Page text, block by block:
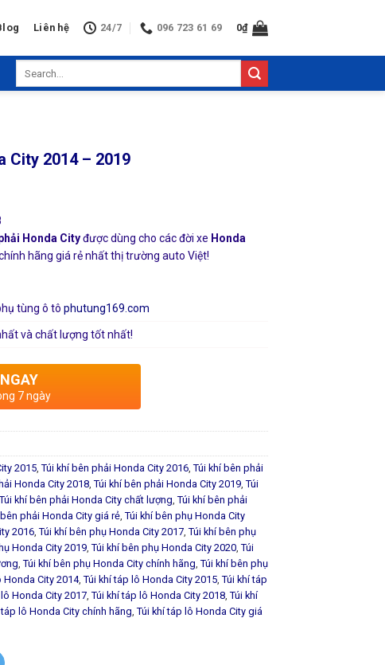
Liên hệ 24/7 096 723 61 69 0₫
City 2014 – 2019
Honda Cityđược dùng cho các đời xe Honda
hãng giá rẻ nhất thị trường auto Việt!
tùng ô tô phutung169.com
và chất lượng tốt nhất!
7 ngày
2015 Túi khí bên phải Honda City 2016 Túi khí bên phải
Honda City 2018 Túi khí bên phải Honda City 2019 Túi
Túi khí bên phải Honda City chất lượng Túi khí bên phải
phải Honda City giá rẻ Túi khí bên phụ Honda City
2016 Túi khí bên phụ Honda City 2017 Túi khí bên phụ
Honda City 2019 Túi khí bên phụ Honda City 2020 Túi
Túi khí bên phụ Honda City chính hãng Túi khí bên phụ
Honda City 2014, Túi khí táp lô Honda City 2015 Túi khí táp
Honda City 2017 Túi khí táp lô Honda City 2018 Túi khí
táp lô Honda City chính hãng Túi khí táp lô Honda City giá